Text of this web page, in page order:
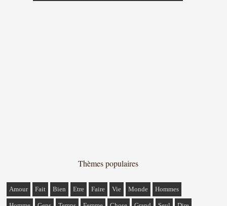
Thèmes populaires
Amour Fait Bien Etre Faire Vie Monde Hommes